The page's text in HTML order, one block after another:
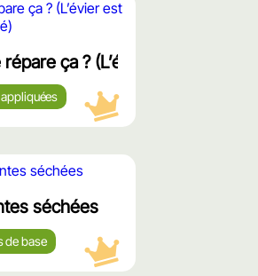
ça ? (L’évier est bouché)
séchées
de base